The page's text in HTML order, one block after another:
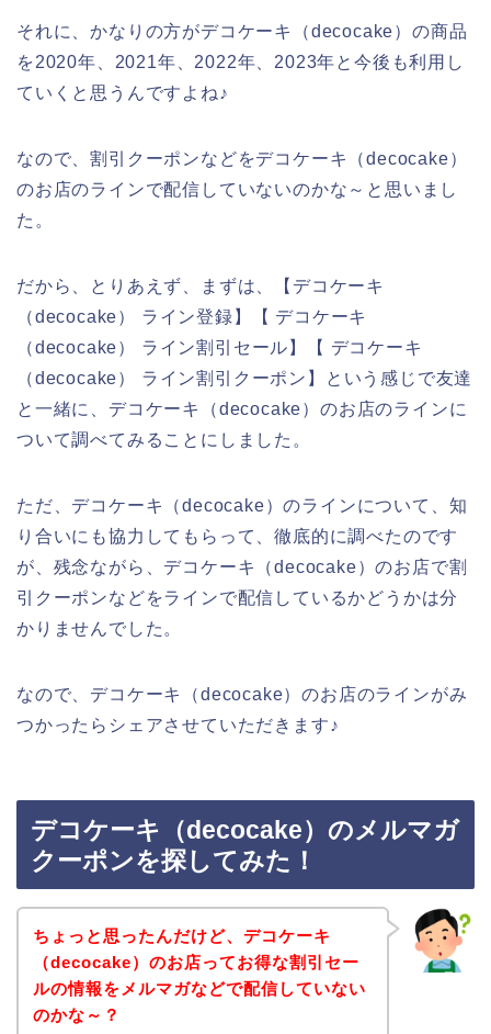
それに、かなりの方がデコケーキ（decocake）の商品
を2020年、2021年、2022年、2023年と今後も利用し
ていくと思うんですよね♪
なので、割引クーポンなどをデコケーキ（decocake）
のお店のラインで配信していないのかな～と思いまし
た。
だから、とりあえず、まずは、【デコケーキ
（decocake） ライン登録】【 デコケーキ
（decocake） ライン割引セール】【 デコケーキ
（decocake） ライン割引クーポン】という感じで友達
と一緒に、デコケーキ（decocake）のお店のラインに
ついて調べてみることにしました。
ただ、デコケーキ（decocake）のラインについて、知
り合いにも協力してもらって、徹底的に調べたのです
が、残念ながら、デコケーキ（decocake）のお店で割
引クーポンなどをラインで配信しているかどうかは分
かりませんでした。
なので、デコケーキ（decocake）のお店のラインがみ
つかったらシェアさせていただきます♪
デコケーキ（decocake）のメルマガ
クーポンを探してみた！
ちょっと思ったんだけど、デコケーキ
（decocake）のお店ってお得な割引セー
ルの情報をメルマガなどで配信していない
のかな～？